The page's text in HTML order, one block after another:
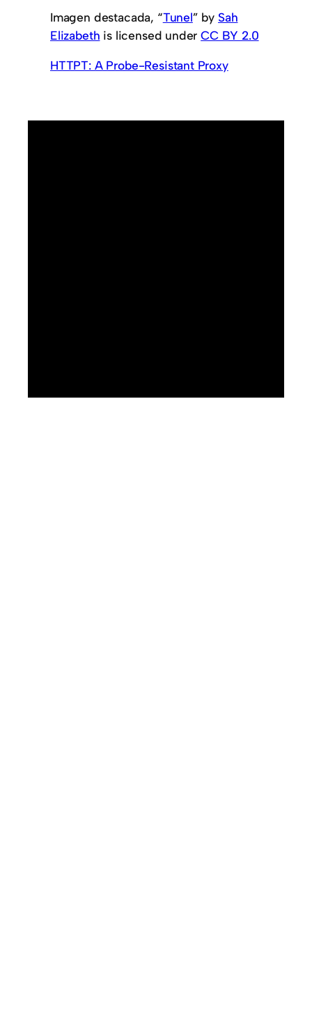
Imagen destacada, “Tunel” by Sah
Elizabeth is licensed underCC BY 2.0
HTTPT: A Probe-Resistant Proxy